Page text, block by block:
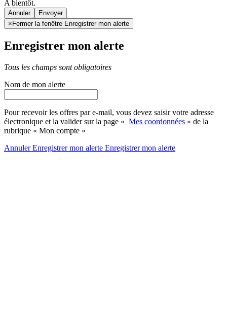
A bientôt.
Annuler
× Fermer la fenêtre Enregistrer mon alerte
Enregistrer mon alerte
Tous les champs sont obligatoires
Nom de mon alerte
Pour recevoir les offres par e-mail, vous devez saisir votre adresse
électronique et la valider sur la page « Mes coordonnées » de la
rubrique « Mon compte »
AnnulerEnregistrer mon alerte Enregistrermon alerte